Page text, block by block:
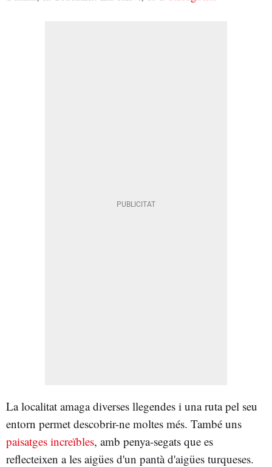
La localitat amaga diverses llegendes i una ruta pel seu
entorn permet descobrir-ne moltes més. També uns
paisatges increïbles, amb penya-segats que es
reflecteixen a les aigües d'un pantà d'aigües turqueses.